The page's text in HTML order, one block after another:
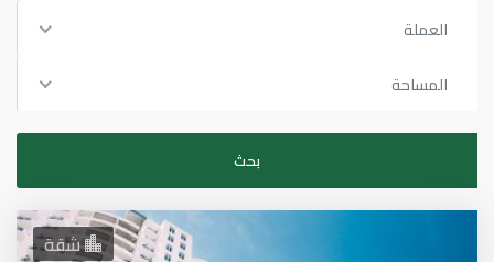
العملة
المساحة
شقة